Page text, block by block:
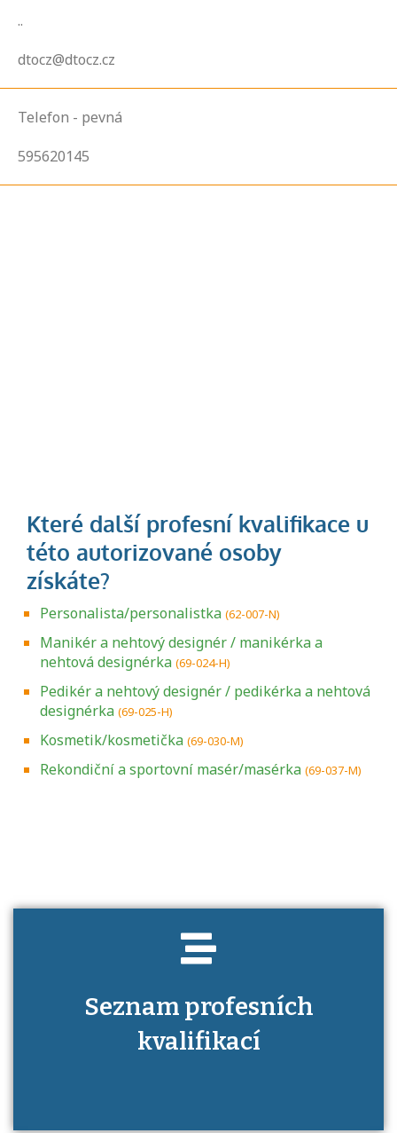
..
dtocz@dtocz.cz
Telefon - pevná
595620145
Personalista/personalistka (62-007-N)
Manikér a nehtový designér / manikérka a
nehtová designérka (69-024-H)
Pedikér a nehtový designér / pedikérka a nehtová
designérka (69-025-H)
Kosmetik/kosmetička (69-030-M)
Rekondiční a sportovní masér/masérka (69-037-M)
Seznam profesních
kvalifikací
Projděte si seznam profesních kvalifikací.